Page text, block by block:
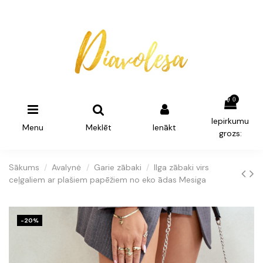
Menu Meklēt Ienākt
0
Iepirkumu
grozs:
Sākums Avalynė Garie zābaki
Ilga zābaki virs
ceļgaliem ar plašiem papēžiem no eko ādas Mesiga
-20%